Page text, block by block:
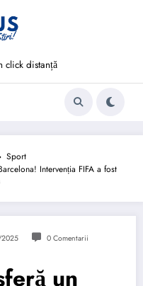
click distanță
Sport
Intervenția FIFA a fost
0 Comentarii
un